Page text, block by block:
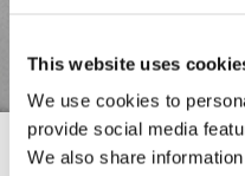
This website uses
We use cookies to
provide social media
We also share
ainsi parfaitement rangé
2 jetons pour caddie :
monnaie sous la main
New content loaded